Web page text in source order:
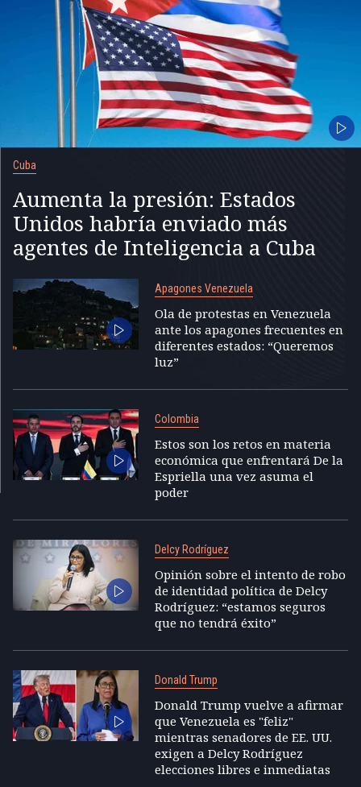
Cuba
Aumenta la presión: Estados
Unidos habría enviado más
agentes de Inteligencia a Cuba
Apagones Venezuela
Ola de protestas en Venezuela
ante los apagones frecuentes en
diferentes estados: “Queremos
luz”
Colombia
Estos son los retos en materia
económica que enfrentará De la
Espriella una vez asuma el
poder
Delcy Rodríguez
Opinión sobre el intento de robo
de identidad política de Delcy
Rodríguez: “estamos seguros
que no tendrá éxito”
Donald Trump
Donald Trump vuelve a afirmar
que Venezuela es "feliz"
mientras senadores de EE. UU.
exigen a Delcy Rodríguez
elecciones libres e inmediatas